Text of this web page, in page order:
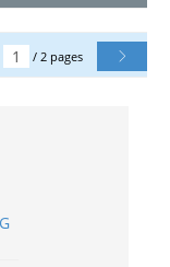
/ 2 pages